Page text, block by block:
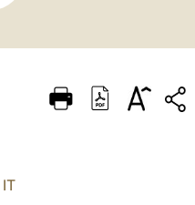
ITALIANO
IT